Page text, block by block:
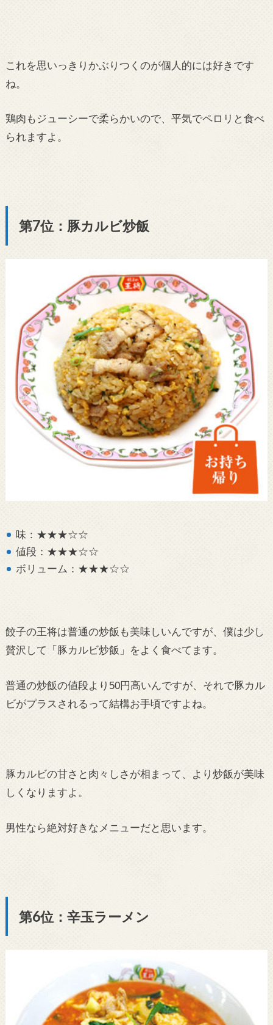
これを思いっきりかぶりつくのが個人的には好きです
ね。
鶏肉もジューシーで柔らかいので、平気でペロリと食べ
られますよ。
第7位：豚カルビ炒飯
味：★★★☆☆
値段：★★★☆☆
ボリューム：★★★☆☆
餃子の王将は普通の炒飯も美味しいんですが、僕は少し
贅沢して「豚カルビ炒飯」をよく食べてます。
普通の炒飯の値段より50円高いんですが、それで豚カル
ビがプラスされるって結構お手頃ですよね。
豚カルビの甘さと肉々しさが相まって、より炒飯が美味
しくなりますよ。
男性なら絶対好きなメニューだと思います。
第6位：辛玉ラーメン